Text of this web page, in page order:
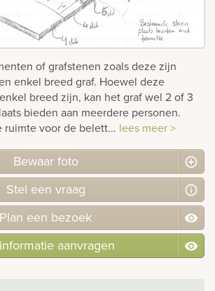
of grafstenen zoals deze zijn
enkel breed graf. Hoewel deze
breed zijn, kan het graf wel 2 of 3
bieden aan meerdere personen.
ruimte voor de belett... lees meer >
Bewaar foto
Stel een vraag
Plan een bezoek
aanvragen